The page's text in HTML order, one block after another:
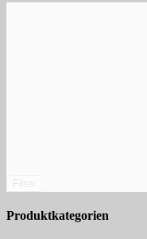
Produktkategorien